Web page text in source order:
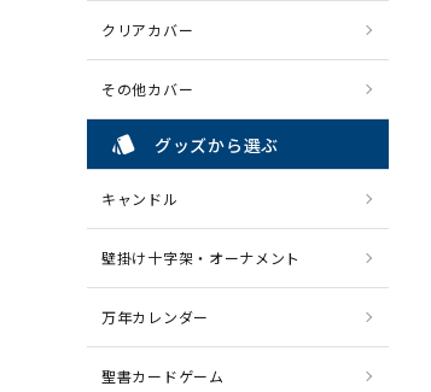
クリアカバー
その他カバー
style グッズから選ぶ
キャンドル
壁掛け十字架・オーナメント
万年カレンダー
聖書カードゲーム